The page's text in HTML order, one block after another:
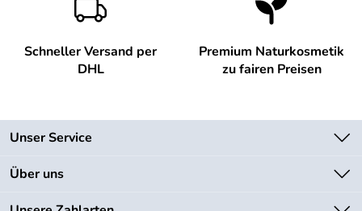
Schneller Versand per
DHL
Premium Naturkosmetik
zu fairen Preisen
Unser Service
Kontakt
Über uns
Unsere Bestseller